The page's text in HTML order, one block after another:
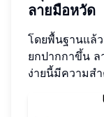
ลายมือหวัด
โดยพื้นฐานแล้ว
ยกปากกาขึ้น ล
ง่ายนี้มีความส